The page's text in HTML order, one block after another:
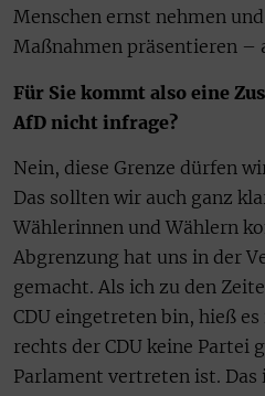
Menschen ernst nehmen
Maßnahmen präsentieren –
Für Sie kommt also eine
AfD nicht infrage?
Nein, diese Grenze dürfen
Das sollten wir auch ganz
Wählerinnen und Wählern
Abgrenzung hat uns in der
gemacht. Als ich zu den
CDU eingetreten bin, hieß
rechts der CDU keine Partei
Parlament vertreten ist.